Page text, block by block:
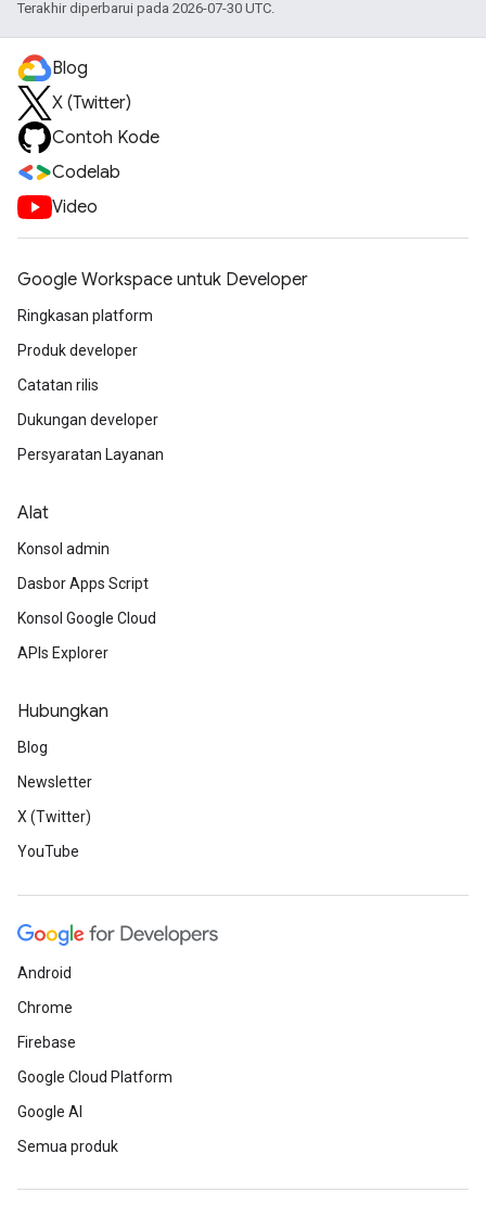
Terakhir diperbarui pada 2026-07-30 UTC.
Blog
X (Twitter)
Contoh Kode
Codelab
Video
Google Workspace untuk Developer
Ringkasan platform
Produk developer
Catatan rilis
Dukungan developer
Persyaratan Layanan
Alat
Konsol admin
Dasbor Apps Script
Konsol Google Cloud
APIs Explorer
Hubungkan
Blog
Newsletter
X (Twitter)
YouTube
Android
Chrome
Firebase
Google Cloud Platform
Google AI
Semua produk